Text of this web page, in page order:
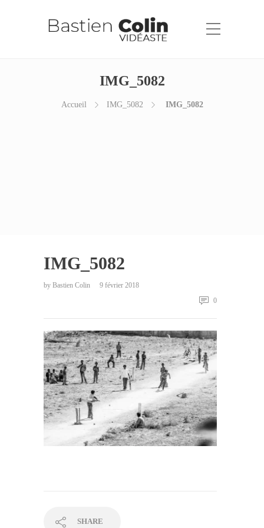
IMG_5082
Accueil IMG_5082 IMG_5082
IMG_5082
by Bastien Colin
9 février 2018
0
SHARE